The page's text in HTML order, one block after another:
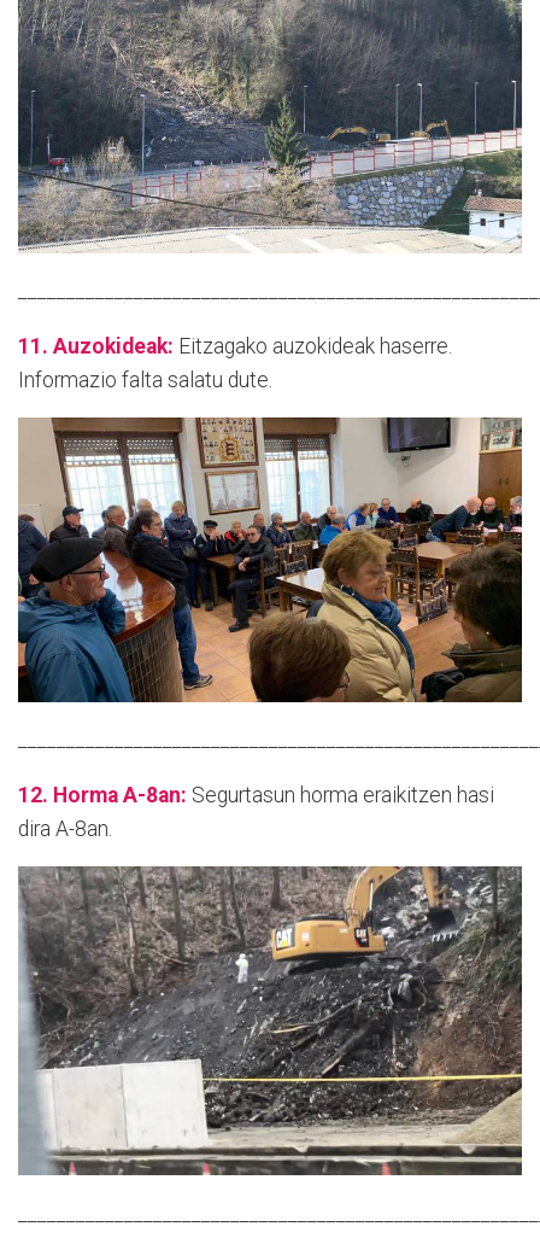
11. Auzokideak: Eitzagako auzokideak haserre.
Informazio falta salatu dute.
12. Horma A-8an: Segurtasun horma eraikitzen hasi
dira A-8an.